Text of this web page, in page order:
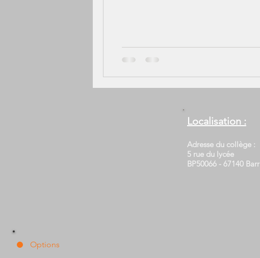
Options
Localisation :
Adresse du collège :
5 rue du lycée
BP50066 - 67140 Barr